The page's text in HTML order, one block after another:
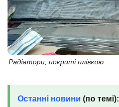
Радіатори, покриті плівкою
Останні новини (по темі):